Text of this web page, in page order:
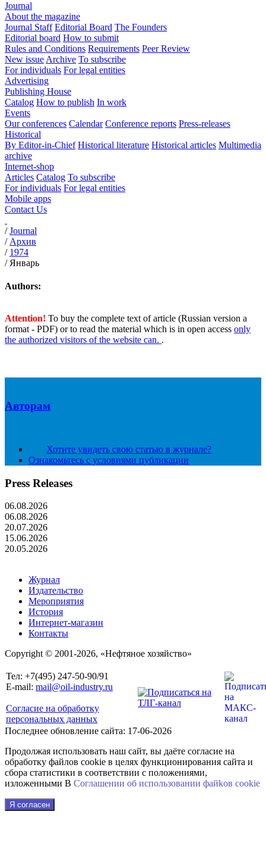
Journal
About the magazine
Journal Staff Editorial Board The Founders
Editorial board How to submit
Rules and Conditions Requirements Peer Review
New issue Archive To subscribe
For individuals For legal entities
Advertising
Publishing House
Catalog How to publish In work
Events
Our conferences Calendar Conference reports Press-releases
Historical
By Editor-in-Chief Historical literature Historical articles Multimedia
archive
Internet-shop
Articles Catalog To subscribe
For individuals For legal entities
Mobile apps
Contact Us
/Journal
/ Архив
/ 1974
/ Январь
Authors:
Attention! To buy the complete text of article (Russian version a
format - PDF) or to read the material which is in open access only
the authorized visitors of the website can. .
Авторам
Хотите увидеть свою статью в журнале?
Ознакомьтесь с условиями публикации
Press Releases
06.08.2026
06.08.2026
20.07.2026
15.06.2026
20.05.2026
Журнал
Издательство
Мероприятия
История
Интернет-магазин
Контакты
Copyright © 2001-2026, «Нефтяное хозяйство»
Тел: +7(495) 247-50-90/91
E-mail: mail@oil-industry.ru
Согласие на обработку
персональных данных
Последнее обновление сайта: 17-06-2026
Продолжая использовать наш сайт, вы даёте согласие на
обработку файлов cookie в целях функционирования сайта и
сбора статистики в соответствии с положениями,
изложенными В Соглашении об использовании файkов cookie
Я согласен